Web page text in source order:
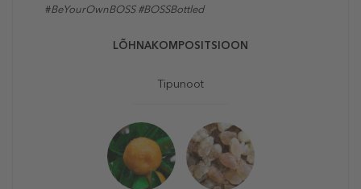
#BeYourOwnBOSS #BOSSBottled
LÕHNAKOMPOSITSIOON
Tipunoot